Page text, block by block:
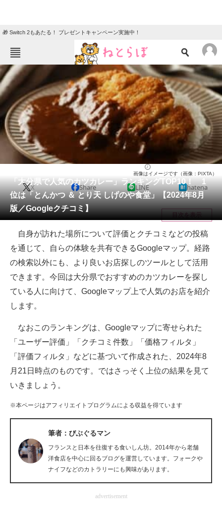
🎁 Switch 2もあたる！ プレゼントキャンペーン実施中！
ねとらぼメニュー
TOP ニュース
エンタメ クイズ
グルメ 地域
住まい 教育・育児
会員記事
メディア
注目記事を集めた総合ページ
ITの今と未来を見通す
スマホと通信の最新トレンド
進化するPCとデバイスの未来
好きが集まる 比べて選べる
ビジネスと働き方のヒント
企業ITのトレンドを詳説
ITエンジニア向け専門サイト
企業向けIT製品の総合サイト
製造業のIT導入・活用を支援
「大分県で人気のカツカレー」ランキングTOP10！ 1
位は「とんかつ ＆ とり天 しげのや食堂」【2024年8月
版／Googleクチコミ】
画像はイメージです（画像：PIXTA）
X Share LINE hatena
目次を表示
自身が訪れた場所について評価とクチコミなどの投稿
を通じて、自らの体験を共有できるGoogleマップ。経路
の検索以外にも、より良いお店探しのツールとして活用
できます。今回は大分県でおすすめのカツカレーを探し
ている人に向けて、Googleマップ上で人気のお店を紹介
します。
なおこのランキングは、Googleマップに寄せられた
「ユーザー評価」「クチコミ件数」「価格フィルタ」
「評価フィルタ」などに基づいて作成された、2024年8
月21日時点のものです。ではさっそく上位の結果を見て
いきましょう。
※本ページはアフィリエイトプログラムによる収益を得ています
筆者：びぶぐるマン
フランスと日本を往復する食いしん坊。2014年から老舗
洋食店を中心に回るブログを運営しています。フォークや
ナイフなどのカトラリーにも興味があります。
advertisement